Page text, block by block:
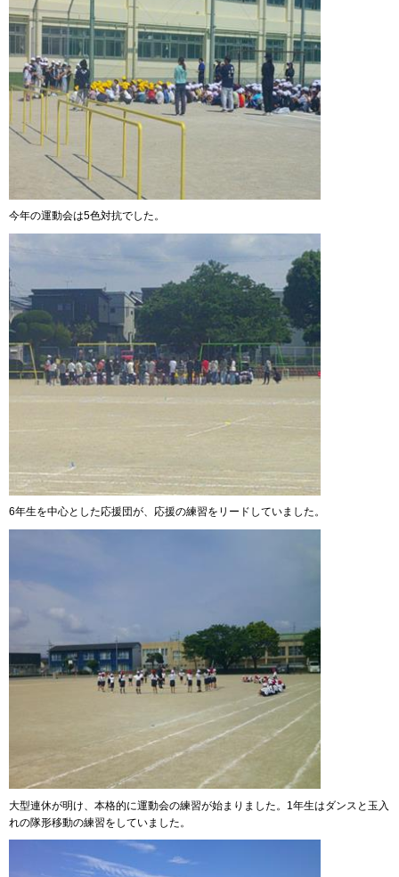
今年の運動会は5色対抗でした。
6年生を中心とした応援団が、応援の練習をリードしていました。
大型連休が明け、本格的に運動会の練習が始まりました。1年生はダンスと玉入
れの隊形移動の練習をしていました。